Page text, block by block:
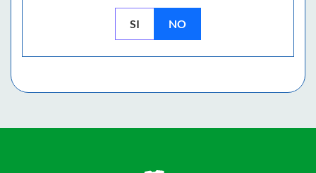
SI NO